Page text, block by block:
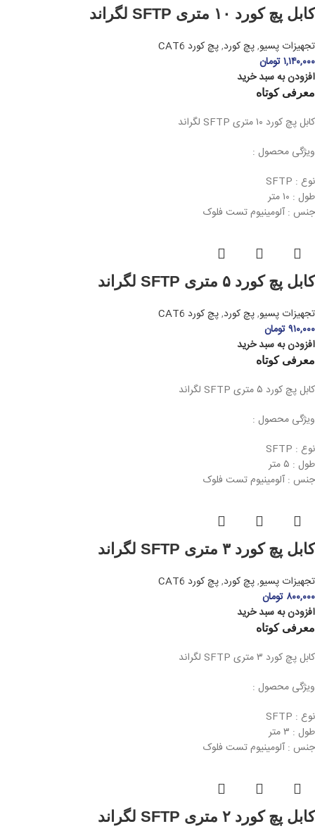
کابل پچ کورد ۱۰ متری SFTP لگراند
تجهیزات پسیو,پچ کورد,پچ کورد CAT6
۱,۱۴۰,۰۰۰تومان
افزودن به سبد خرید
معرفی کوتاه
کابل پچ کورد ۱۰ متری SFTP لگراند
ویژگی محصول :
نوع : SFTP
طول : ۱۰ متر
جنس : آلومینیوم تست فلوک
کابل پچ کورد ۵ متری SFTP لگراند
تجهیزات پسیو,پچ کورد,پچ کورد CAT6
۹۱۰,۰۰۰تومان
افزودن به سبد خرید
معرفی کوتاه
کابل پچ کورد ۵ متری SFTP لگراند
ویژگی محصول :
نوع : SFTP
طول : ۵ متر
جنس : آلومینیوم تست فلوک
کابل پچ کورد ۳ متری SFTP لگراند
تجهیزات پسیو,پچ کورد,پچ کورد CAT6
۸۰۰,۰۰۰ تومان
افزودن به سبد خرید
معرفی کوتاه
کابل پچ کورد ۳ متری SFTP لگراند
ویژگی محصول :
نوع : SFTP
طول : ۳ متر
جنس : آلومینیوم تست فلوک
کابل پچ کورد ۲ متری SFTP لگراند